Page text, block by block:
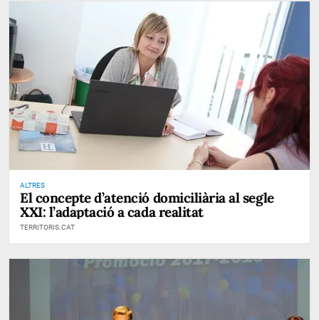
ALTRES
El concepte d’atenció domiciliària al segle
XXI: l’adaptació a cada realitat
TERRITORIS.CAT